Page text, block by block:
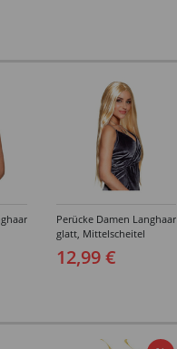
Perücke Damen Langhaar
glatt, Mittelscheitel
12,99 €